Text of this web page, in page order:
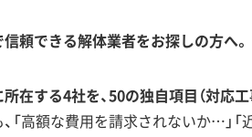
頼できる解体業者をお探しの方へ。
在する4社を、50の独自項目（対応
「高額な費用を請求されないか…」